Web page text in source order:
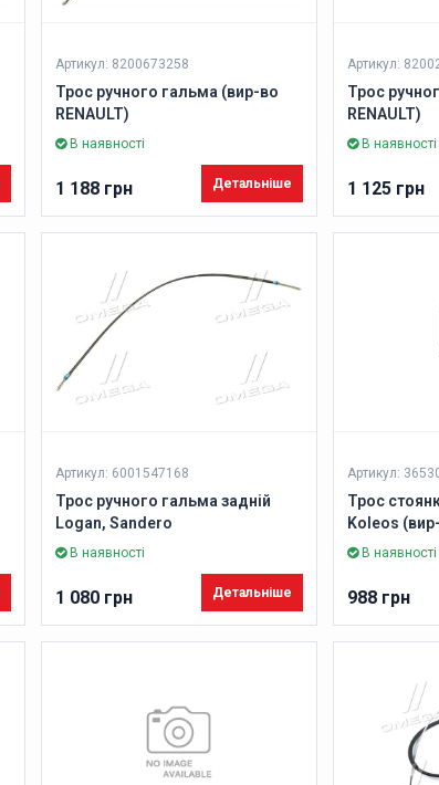
Артикул: 8200673258
Трос ручного гальма (вир-во
RENAULT)
В наявності
1 188 грн Детальніше
Артикул:
Трос
RENAULT)
В наявності
1 125 грн
Артикул: 6001547168
Трос ручного гальма задній
Logan, Sandero
В наявності
1 080 грн Детальніше
Артикул:
Трос
Koleos
В наявності
988 грн